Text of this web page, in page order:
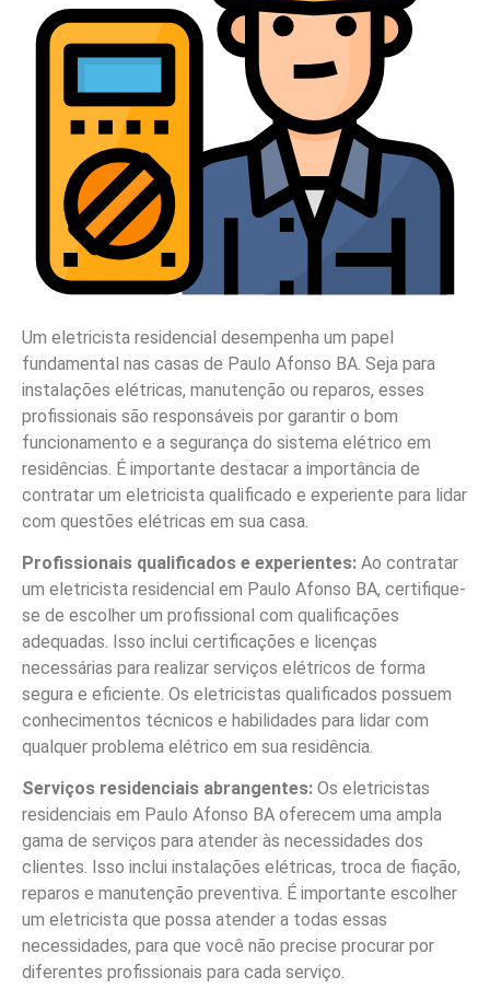
Um eletricista residencial desempenha um papel
fundamental nas casas de Paulo Afonso BA. Seja para
instalações elétricas, manutenção ou reparos, esses
profissionais são responsáveis por garantir o bom
funcionamento e a segurança do sistema elétrico em
residências. É importante destacar a importância de
contratar um eletricista qualificado e experiente para lidar
com questões elétricas em sua casa.
Profissionais qualificados e experientes: Ao contratar
um eletricista residencial em Paulo Afonso BA, certifique-
se de escolher um profissional com qualificações
adequadas. Isso inclui certificações e licenças
necessárias para realizar serviços elétricos de forma
segura e eficiente. Os eletricistas qualificados possuem
conhecimentos técnicos e habilidades para lidar com
qualquer problema elétrico em sua residência.
Serviços residenciais abrangentes: Os eletricistas
residenciais em Paulo Afonso BA oferecem uma ampla
gama de serviços para atender às necessidades dos
clientes. Isso inclui instalações elétricas, troca de fiação,
reparos e manutenção preventiva. É importante escolher
um eletricista que possa atender a todas essas
necessidades, para que você não precise procurar por
diferentes profissionais para cada serviço.